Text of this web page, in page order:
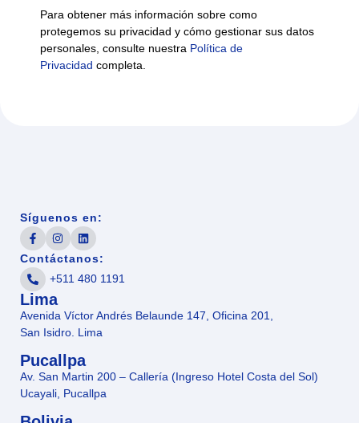
Para obtener más información sobre como
protegemos su privacidad y cómo gestionar sus datos
personales, consulte nuestra Política de
Privacidad completa.
Síguenos en:
Facebook de Andean Crown
Instagram de Andean Crown
LinkedIn de Andean Crown
Contáctanos:
+511 480 1191
Lima
Avenida Víctor Andrés Belaunde 147, Oficina 201,
San Isidro. Lima
Pucallpa
Av. San Martin 200 – Callería (Ingreso Hotel Costa del Sol)
Ucayali, Pucallpa